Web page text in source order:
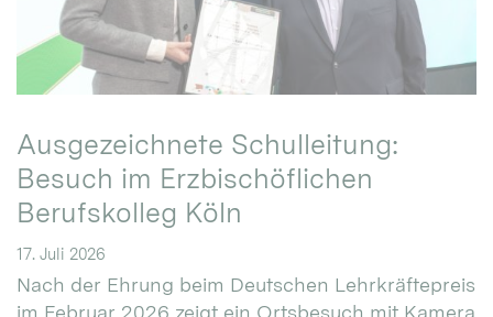
Ausgezeichnete Schulleitung:
Besuch im Erzbischöflichen
Berufskolleg Köln
17. Juli 2026
Nach der Ehrung beim Deutschen Lehrkräftepreis
im Februar 2026 zeigt ein Ortsbesuch mit Kamera